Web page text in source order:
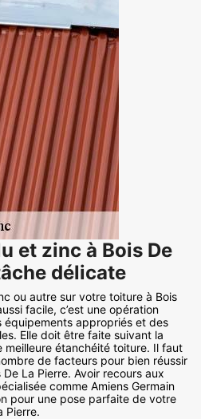
et zinc à Bois De
délicate
ou autre sur votre toiture à Bois
facile, c’est une opération
appropriés et des
Elle doit être faite suivant la
meilleure étanchéité toiture. Il faut
de facteurs pour bien réussir
La Pierre. Avoir recours aux
comme Amiens Germain
pour une pose parfaite de votre
Pierre.